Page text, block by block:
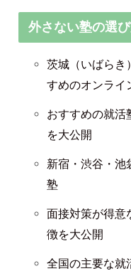
外さない塾の選
茨城（いばらき
すめのオンライ
おすすめの就活
を大公開
新宿・渋谷・池
塾
面接対策が得意
徴を大公開
全国の主要な就